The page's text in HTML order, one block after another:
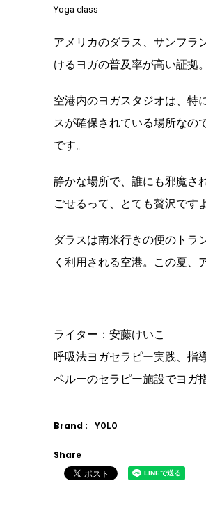
Yoga class
アメリカのダラス、サンフラ
けるヨガの普及率が高い証拠
空港内のヨガスタジオは、特
スが確保されている場所なの
です。
静かな場所で、誰にも邪魔さ
ごせるって、とても贅沢です
ダラスは南米行きの便のトラ
く利用される空港。この夏、
ライター：安藤けいこ
呼吸法ヨガセラピー実践、指
ペルーのセラピー施設でヨガ
Brand : YOLO
Share